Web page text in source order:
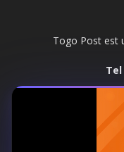
Togo Post est
Tel